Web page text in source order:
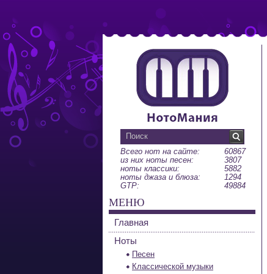
Всего нот на сайте:
60867
из них ноты песен:
3807
ноты классики:
5882
ноты джаза и блюза:
1294
GTP:
49884
МЕНЮ
Главная
Ноты
Песен
Классической музыки